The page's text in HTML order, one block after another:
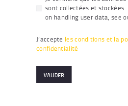
sont collectées et
on handling user data, see
J’accepte les conditions et la
confidentialité